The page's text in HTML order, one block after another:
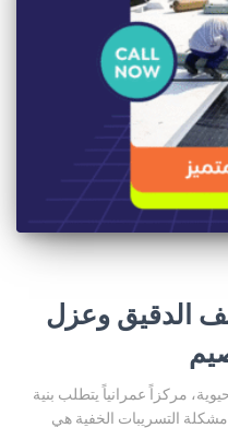
الدقيق وعزل
مركزاً عمرانياً يتطلب بنية
مشكلة التسريبات الخفية هي